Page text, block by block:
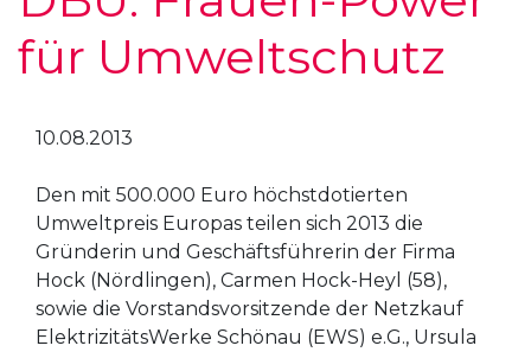
für Umweltschutz
10.08.2013
Den mit 500.000 Euro höchstdotierten
Umweltpreis Europas teilen sich 2013 die
Gründerin und Geschäftsführerin der Firma
Hock (Nördlingen), Carmen Hock-Heyl (58),
sowie die Vorstandsvorsitzende der Netzkauf
ElektrizitätsWerke Schönau (EWS) e.G., Ursula